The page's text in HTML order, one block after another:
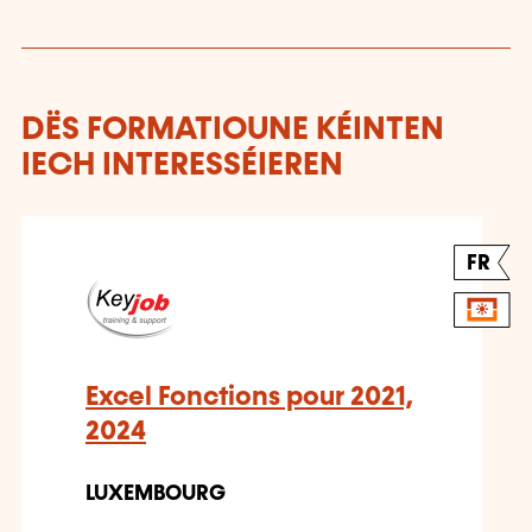
DËS FORMATIOUNE KÉINTEN
IECH INTERESSÉIEREN
FR
Excel Fonctions pour 2021,
2024
LUXEMBOURG